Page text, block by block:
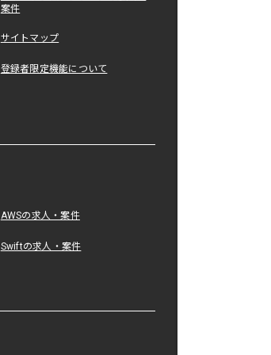
案件
サイトマップ
登録者限定機能について
AWSの求人・案件
Swiftの求人・案件